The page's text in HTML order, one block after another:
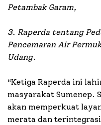
Petambak Garam,
3. Raperda tentang
Pencemaran Air
Udang.
“Ketiga Raperda ini
masyarakat Sumenep.
akan memperkuat
merata dan